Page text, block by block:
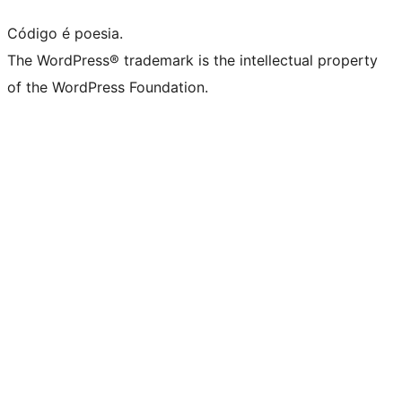
Código é poesia.
The WordPress® trademark is the intellectual property
of the WordPress Foundation.